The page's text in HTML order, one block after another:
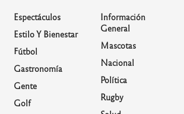
Espectáculos
Estilo Y Bienestar
Fútbol
Gastronomía
Gente
Golf
Información
General
Mascotas
Nacional
Política
Rugby